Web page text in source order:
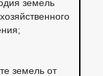
земель
земель от